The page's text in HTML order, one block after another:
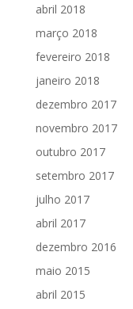
abril 2018
março 2018
fevereiro 2018
janeiro 2018
dezembro 2017
novembro 2017
outubro 2017
setembro 2017
julho 2017
abril 2017
dezembro 2016
maio 2015
abril 2015